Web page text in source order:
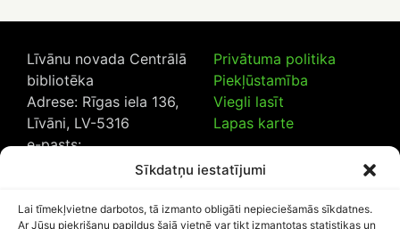
Sīkdatņu iestatījumi
Lai tīmekļvietne darbotos, tā izmanto obligāti nepieciešamās sīkdatnes.
Ar Jūsu piekrišanu papildus šajā vietnē var tikt izmantotas statistikas un
Līvānu novada Centrālā
bibliotēka
Adrese: Rīgas iela 136,
Līvāni, LV-5316
e-pasts:
20230925
Privātuma politika
Piekļūstamība
Viegli lasīt
Lapas karte